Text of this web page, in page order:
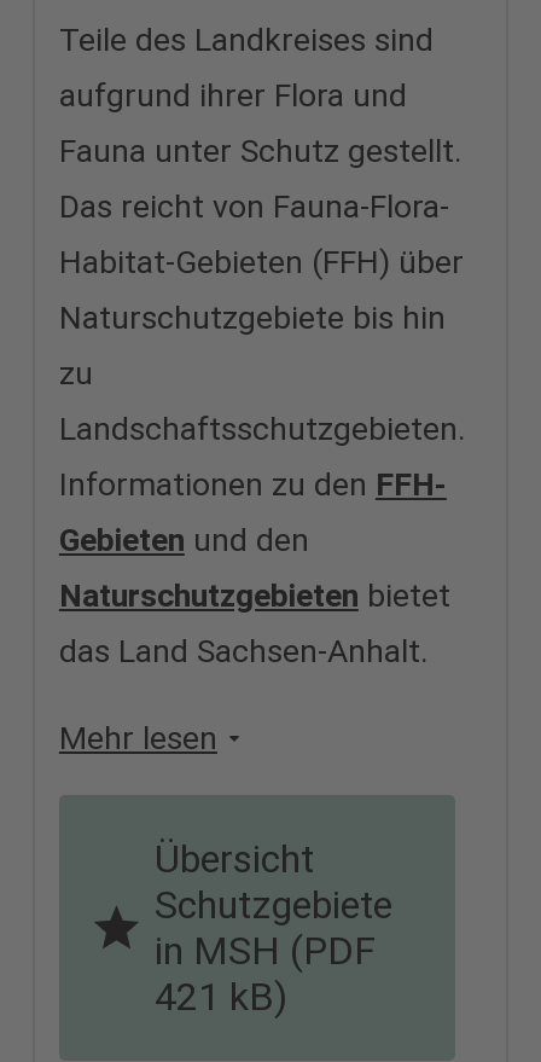
Teile des Landkreises sind
aufgrund ihrer Flora und
Fauna unter Schutz gestellt.
Das reicht von Fauna-Flora-
Habitat-Gebieten (FFH) über
Naturschutzgebiete bis hin
zu
Landschaftsschutzgebieten.
Informationen zu den FFH-
Gebieten und den
Naturschutzgebieten bietet
das Land Sachsen-Anhalt.
Mehr lesen
Übersicht
Schutzgebiete
in MSH (PDF
421 kB)